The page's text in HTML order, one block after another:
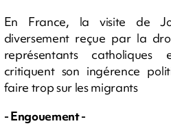
En France, la visite de
diversement reçue par la
représentants catholiques
critiquent son ingérence
faire trop sur les migrants
- Engouement -